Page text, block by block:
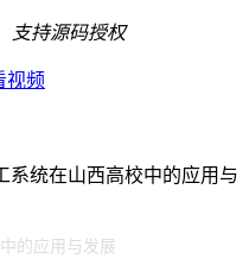
支持源码授权
视频
系统在山西高校中的应用与
的应用与发展